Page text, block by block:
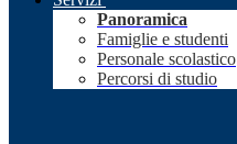
Panoramica
Famiglie e studenti
Personale scolastico
Percorsi di studio